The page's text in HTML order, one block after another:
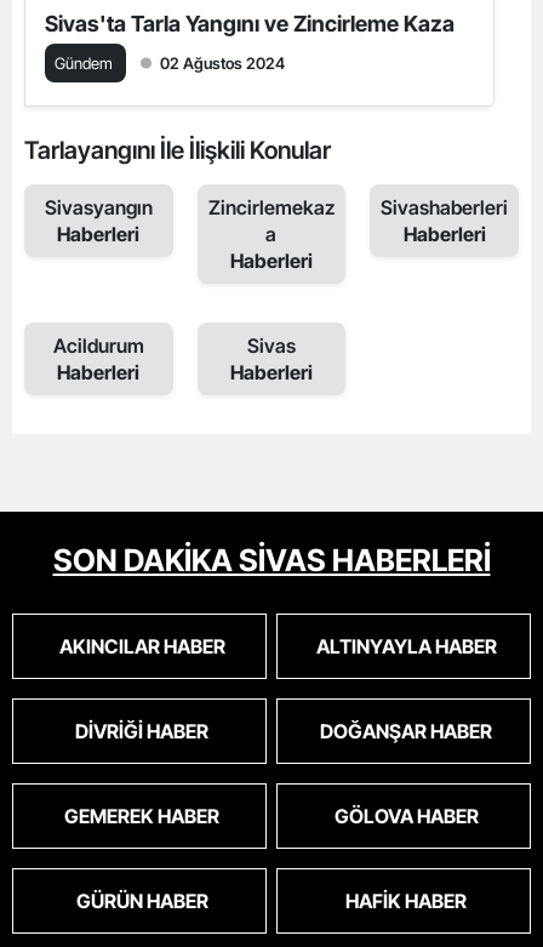
Sivas'ta Tarla Yangını ve Zincirleme Kaza
Gündem 02 Ağustos 2024
Tarlayangını İle İlişkili Konular
Sivasyangın
Haberleri
Zincirlemekaz
a
Haberleri
Sivashaberleri
Haberleri
Acildurum
Haberleri
Sivas
Haberleri
SON DAKİKA SİVAS HABERLERİ
AKINCILAR HABER ALTINYAYLA HABER
DIVRIĞI HABER DOĞANŞAR HABER
GEMEREK HABER GÖLOVA HABER
GÜRÜN HABER HAFIK HABER